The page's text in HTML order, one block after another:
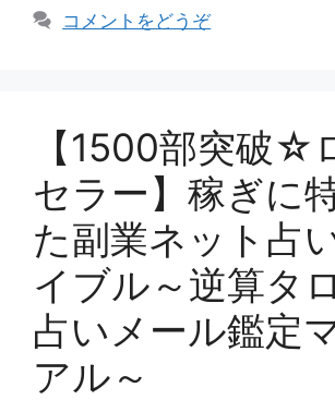
コメントをどうぞ
【1500部突破☆
セラー】稼ぎに
た副業ネット占
イブル～逆算タ
占いメール鑑定
アル～